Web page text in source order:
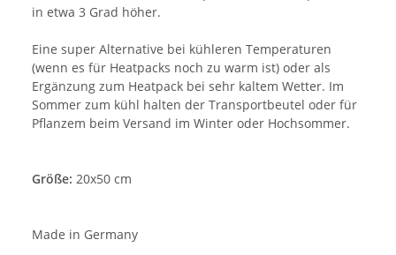
in etwa 3 Grad höher.
Eine super Alternative bei kühleren Temperaturen
(wenn es für Heatpacks noch zu warm ist) oder als
Ergänzung zum Heatpack bei sehr kaltem Wetter. Im
Sommer zum kühl halten der Transportbeutel oder für
Pflanzem beim Versand im Winter oder Hochsommer.
Größe: 20x50 cm
Made in Germany